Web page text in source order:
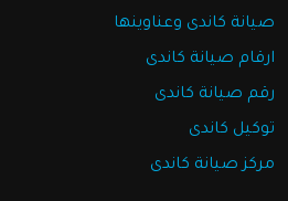
صيانة كاندى وعناوينها
ارقام صيانة كاندى
رقم صيانة كاندى
توكيل كاندى
مركز صيانة كاندى